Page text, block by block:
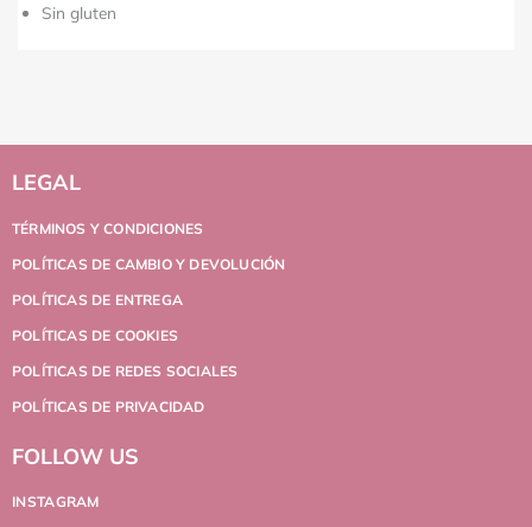
Sin gluten
LEGAL
TÉRMINOS Y CONDICIONES
POLÍTICAS DE CAMBIO Y DEVOLUCIÓN
POLÍTICAS DE ENTREGA
POLÍTICAS DE COOKIES
POLÍTICAS DE REDES SOCIALES
POLÍTICAS DE PRIVACIDAD
FOLLOW US
INSTAGRAM